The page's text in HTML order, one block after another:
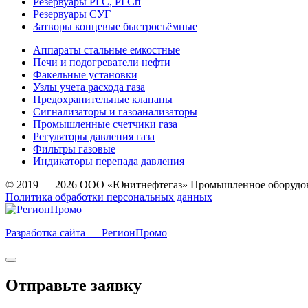
Резервуары СУГ
Затворы концевые быстросъёмные
Аппараты стальные емкостные
Печи и подогреватели нефти
Факельные установки
Узлы учета расхода газа
Предохранительные клапаны
Сигнализаторы и газоанализаторы
Промышленные счетчики газа
Регуляторы давления газа
Фильтры газовые
Индикаторы перепада давления
© 2019 — 2026 ООО «Юнитнефтегаз» Промышленное
Политика обработки персональных данных
Разработка сайта — РегионПромо
Отправьте заявку